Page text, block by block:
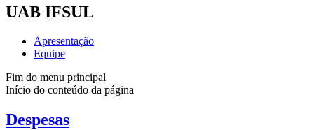
UAB IFSUL
Apresentação
Equipe
Fim do menu principal
Início do conteúdo da página
Despesas